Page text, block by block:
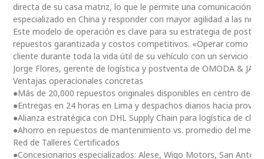
directa de su casa matriz, lo que le permite una comunicación
especializado en China y responder con mayor agilidad a las
Este modelo de operación es clave para su estrategia de
repuestos garantizada y costos competitivos. «Operar como
cliente durante toda la vida útil de su vehículo con un servicio
Jorge Flores, gerente de logística y postventa de OMODA &
Ventajas operacionales concretas
●Más de 20,000 repuestos originales disponibles en centro de
●Entregas en 24 horas en Lima y despachos diarios hacia
●Alianza estratégica con DHL Supply Chain para logística de
●Ahorro en repuestos de mantenimiento vs. promedio del
Red de Talleres Certificados
●Concesionarios especializados: Alese, Wigo Motors, San